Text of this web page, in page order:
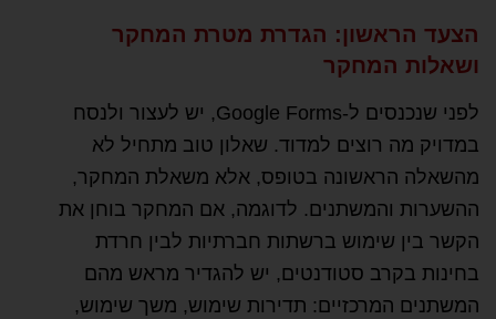
הצעד הראשון: הגדרת מטרת המחקר
ושאלות המחקר
לפני שנכנסים ל-Google Forms, יש לעצור ולנסח
במדויק מה רוצים למדוד. שאלון טוב מתחיל לא
מהשאלה הראשונה בטופס, אלא משאלת המחקר,
ההשערות והמשתנים. לדוגמה, אם המחקר בוחן את
הקשר בין שימוש ברשתות חברתיות לבין חרדת
בחינות בקרב סטודנטים, יש להגדיר מראש מהם
המשתנים המרכזיים: תדירות שימוש, משך שימוש,